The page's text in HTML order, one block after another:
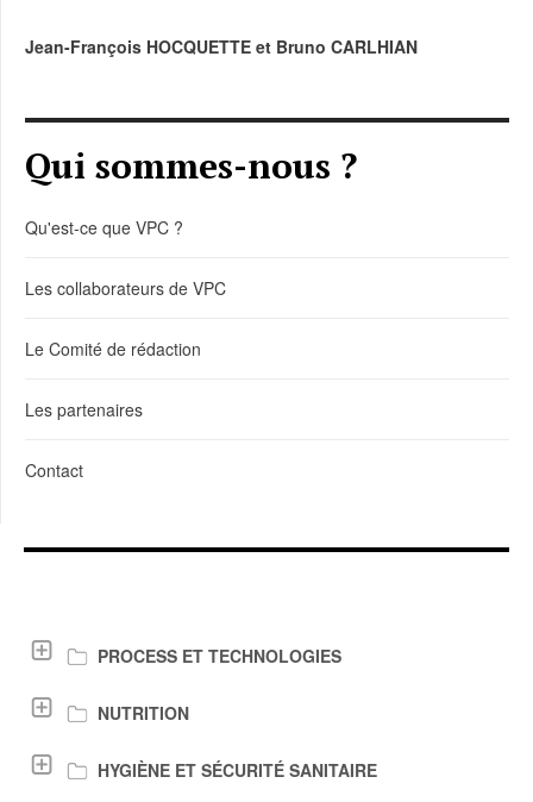
Jean-François HOCQUETTE et Bruno CARLHIAN
Qui sommes-nous ?
Qu'est-ce que VPC ?
Les collaborateurs de VPC
Le Comité de rédaction
Les partenaires
Contact
PROCESS ET TECHNOLOGIES
NUTRITION
HYGIÈNE ET SÉCURITÉ SANITAIRE